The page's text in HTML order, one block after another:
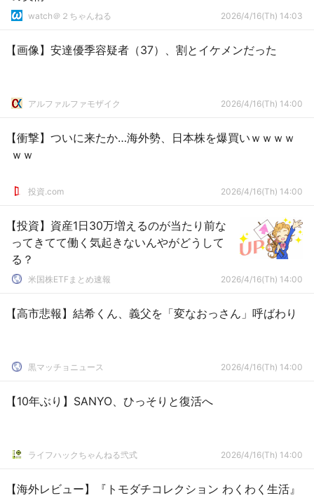
watch＠２ちゃんねる 2026/4/16(Th) 14:03
【画像】安達優季容疑者（37）、割とイケメンだった
アルファルファモザイク 2026/4/16(Th) 14:00
【衝撃】ついに来たか…海外勢、日本株を爆買いｗｗｗｗ
ｗｗ
投資.com 2026/4/16(Th) 14:00
【投資】資産1日30万増えるのが当たり前な
ってきてて働く気起きないんやがどうして
る？
米国株ETFまとめ速報 2026/4/16(Th) 14:00
【高市悲報】結希くん、義父を「変なおっさん」呼ばわり
黒マッチョニュース 2026/4/16(Th) 14:00
【10年ぶり】SANYO、ひっそりと復活へ
ライフハックちゃんねる弐式 2026/4/16(Th) 14:00
【海外レビュー】『トモダチコレクション わくわく生活』